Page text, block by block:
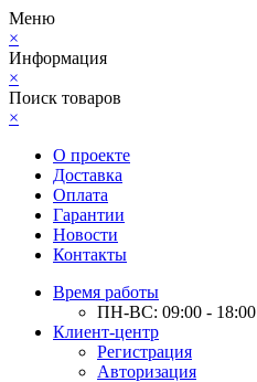
Меню
×
Информация
×
Поиск товаров
×
О проекте
Доставка
Оплата
Гарантии
Новости
Контакты
Время работы
ПН-ВС: 09:00 - 18:00
Клиент-центр
Регистрация
Авторизация